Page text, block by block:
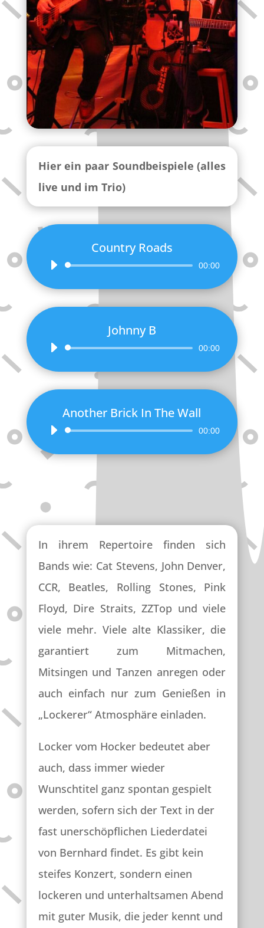
Hier ein paar Soundbeispiele (alles
live und im Trio)
Country Roads
Audio-
00:00
Johnny B
Audio-
00:00
Another Brick In The Wall
Audio-
00:00
In ihrem Repertoire finden sich
Bands wie: Cat Stevens, John Denver,
CCR, Beatles, Rolling Stones, Pink
Floyd, Dire Straits, ZZTop und viele
viele mehr. Viele alte Klassiker, die
garantiert zum Mitmachen,
Mitsingen und Tanzen anregen oder
auch einfach nur zum Genießen in
„Lockerer“ Atmosphäre einladen.
Locker vom Hocker bedeutet aber
auch, dass immer wieder
Wunschtitel ganz spontan gespielt
werden, sofern sich der Text in der
fast unerschöpflichen Liederdatei
von Bernhard findet. Es gibt kein
steifes Konzert, sondern einen
lockeren und unterhaltsamen Abend
mit guter Musik, die jeder kennt und